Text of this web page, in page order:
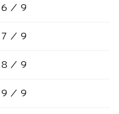
／９
／９
／９
／９